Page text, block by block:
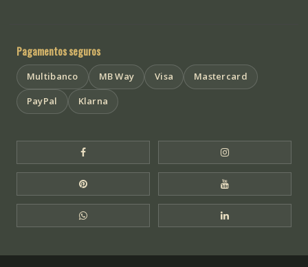
Pagamentos seguros
Multibanco MB Way Visa
Mastercard
PayPal
Klarna
Facebook Templo de Buda Instagram
Pinterest Templo de Buda YouTube Templo
WhatsApp Templo de Buda LinkedIn Templo